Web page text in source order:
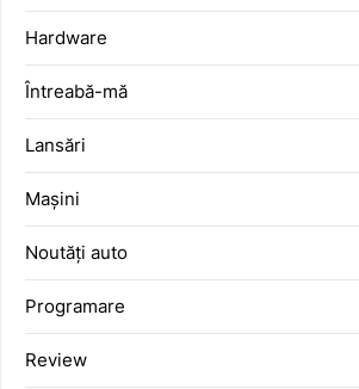
Hardware
Întreabă-mă
Lansări
Mașini
Noutăți auto
Programare
Review